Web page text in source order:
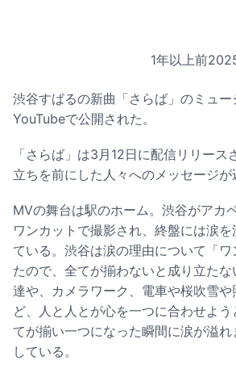
1年以上前
渋谷すばるの新曲「さらば」のミュ
YouTubeで公開された。
「さらば」は3月12日に配信リリース
立ちを前にした人々へのメッセージが
MVの舞台は駅のホーム。渋谷がアカ
ワンカットで撮影され、終盤には涙
ている。渋谷は涙の理由について「
たので、全てが揃わないと成り立た
達や、カメラワーク、電車や桜吹雪
ど、人と人とが心を一つに合わせよ
てが揃い一つになった瞬間に涙が溢れ
している。